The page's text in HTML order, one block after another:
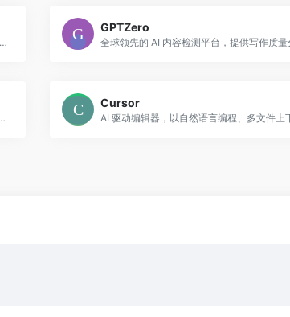
国内主流在线思维导图与流程图制作平台，AI 快速梳理逻辑，海量模板资源
GPTZero
于一身，支持个人、团队和企业协作，助力高效工作与知识管理。
Cursor